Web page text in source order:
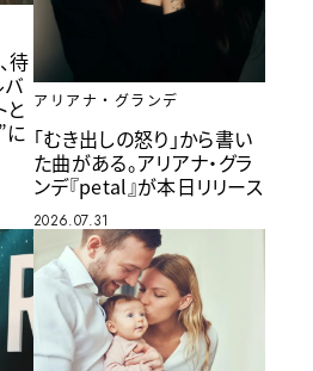
待
バ
と
に
アリアナ・グランデ
「むき出しの怒り」から書い
た曲がある。アリアナ・グラ
ンデ『petal』が本日リリース
2026.07.31